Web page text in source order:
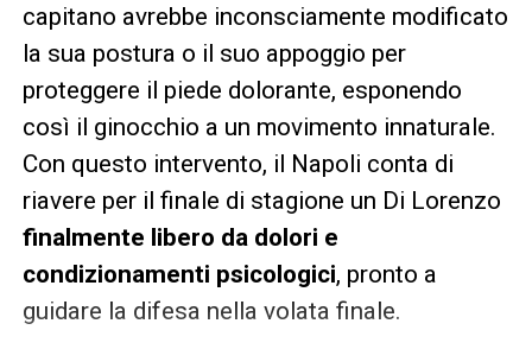
capitano avrebbe inconsciamente modificato
la sua postura o il suo appoggio per
proteggere il piede dolorante, esponendo
così il ginocchio a un movimento innaturale.
Con questo intervento, il Napoli conta di
riavere per il finale di stagione un Di Lorenzo
finalmente libero da dolori e
condizionamenti psicologici, pronto a
guidare la difesa nella volata finale.